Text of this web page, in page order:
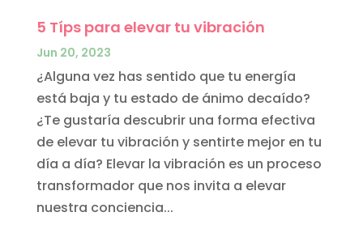
5 Típs para elevar tu vibración
Jun 20, 2023
¿Alguna vez has sentido que tu energía
está baja y tu estado de ánimo decaído?
¿Te gustaría descubrir una forma efectiva
de elevar tu vibración y sentirte mejor en tu
día a día? Elevar la vibración es un proceso
transformador que nos invita a elevar
nuestra conciencia...